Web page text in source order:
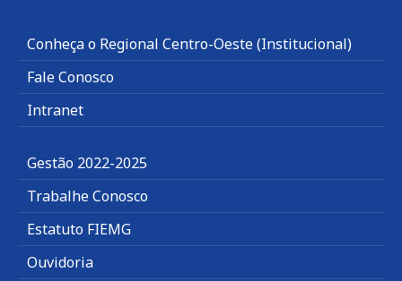
Conheça o Regional Centro-Oeste (Institucional)
Fale Conosco
Intranet
Gestão 2022-2025
Trabalhe Conosco
Estatuto FIEMG
Ouvidoria